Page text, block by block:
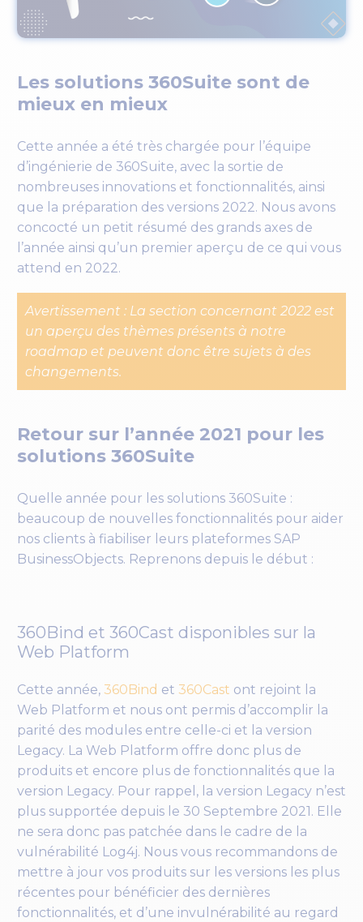
Les solutions 360Suite sont de
mieux en mieux
Cette année a été très chargée pour l’équipe
d’ingénierie de 360Suite, avec la sortie de
nombreuses innovations et fonctionnalités, ainsi
que la préparation des versions 2022. Nous avons
concocté un petit résumé des grands axes de
l’année ainsi qu’un premier aperçu de ce qui vous
attend en 2022.
Avertissement : La section concernant 2022 est
un aperçu des thèmes présents à notre
roadmap et peuvent donc être sujets à des
changements.
Retour sur l’année 2021 pour les
solutions 360Suite
Quelle année pour les solutions 360Suite :
beaucoup de nouvelles fonctionnalités pour aider
nos clients à fiabiliser leurs plateformes SAP
BusinessObjects. Reprenons depuis le début :
360Bind et 360Cast disponibles sur la
Web Platform
Cette année, 360Bind et 360Cast ont rejoint la
Web Platform et nous ont permis d’accomplir la
parité des modules entre celle-ci et la version
Legacy. La Web Platform offre donc plus de
produits et encore plus de fonctionnalités que la
version Legacy. Pour rappel, la version Legacy n’est
plus supportée depuis le 30 Septembre 2021. Elle
ne sera donc pas patchée dans le cadre de la
vulnérabilité Log4j. Nous vous recommandons de
mettre à jour vos produits sur les versions les plus
récentes pour bénéficier des dernières
fonctionnalités, et d’une invulnérabilité au regard